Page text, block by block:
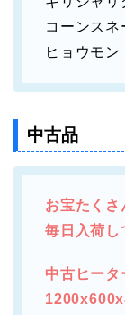
コーンスネ
ヒョウモン
中古品
お宝たくさ
毎日入荷し
中古ヒータ